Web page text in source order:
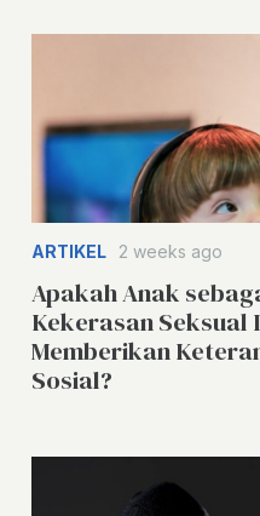
ARTIKEL 2 weeks ago
Apakah Anak
Kekerasan Seksual
Memberikan
Sosial?